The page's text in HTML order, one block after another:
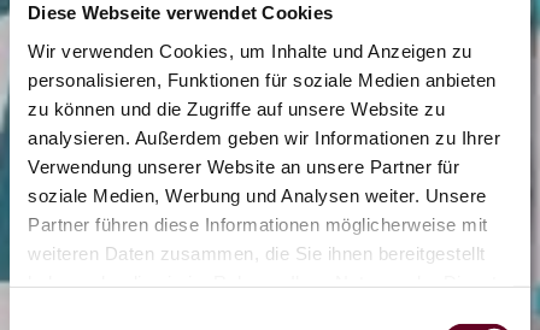
Diese Webseite verwendet Cookies
Wir verwenden Cookies, um Inhalte und Anzeigen zu
personalisieren, Funktionen für soziale Medien anbieten
zu können und die Zugriffe auf unsere Website zu
analysieren. Außerdem geben wir Informationen zu Ihrer
Verwendung unserer Website an unsere Partner für
soziale Medien, Werbung und Analysen weiter. Unsere
Partner führen diese Informationen möglicherweise mit
weiteren Daten zusammen, die Sie ihnen bereitgestellt0/13